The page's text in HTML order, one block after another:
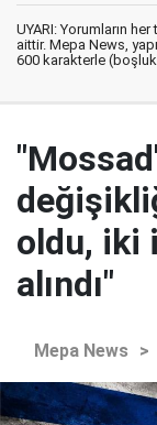
UYARI: Yorumların
aittir. Mepa News,
600 karakterle
oldu, iki
alındı"
Mepa News >